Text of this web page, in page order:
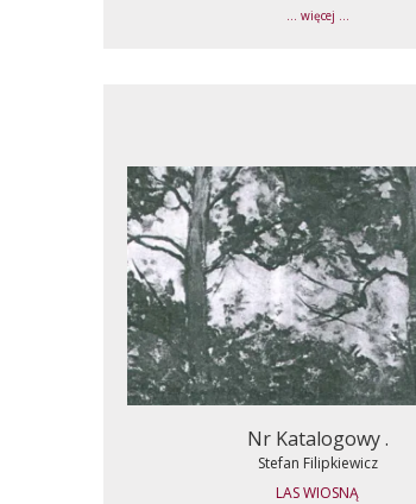
... więcej ...
Nr Katalogowy .
Stefan Filipkiewicz
LAS WIOSNĄ